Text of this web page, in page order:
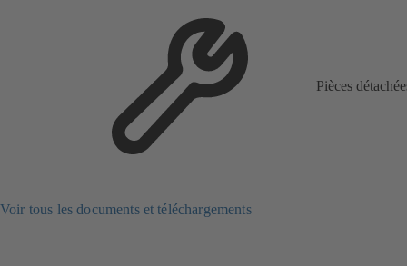
Pièces
Voir tous les documents et téléchargements